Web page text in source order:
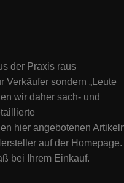
der Praxis raus
Verkäufer sondern „Leute
wir daher sach- und
hier angebotenen
auf der Homepage.
bei Ihrem Einkauf.